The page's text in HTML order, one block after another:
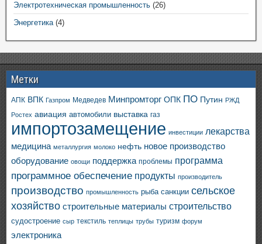
Электротехническая промышленность (26)
Энергетика(4)
Метки
АПК ВПК Газпром Медведев Минпромторг ОПК ПО Путин РЖД
Ростех авиация автомобили выставка газ
импортозамещение инвестиции лекарства
медицина металлургия молоко нефть новое производство
оборудование овощи поддержка проблемы программа
программное обеспечение продукты производитель
производство промышленность рыба санкции сельское
хозяйство строительные материалы строительство
судостроение сыр текстиль теплицы трубы туризм форум
электроника